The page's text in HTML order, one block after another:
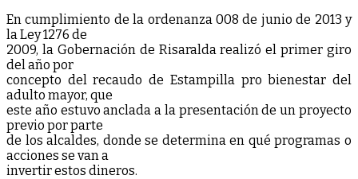
En cumplimiento de la ordenanza 008 de junio de 2013 y
la Ley 1276 de
2009, la Gobernación de Risaralda realizó el primer giro
del año por
concepto del recaudo de Estampilla pro bienestar del
adulto mayor, que
este año estuvo anclada a la presentación de un proyecto
previo por parte
de los alcaldes, donde se determina en qué programas o
acciones se van a
invertir estos dineros.